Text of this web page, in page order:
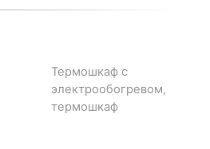
Термошкаф с
электрообогревом,
термошкаф